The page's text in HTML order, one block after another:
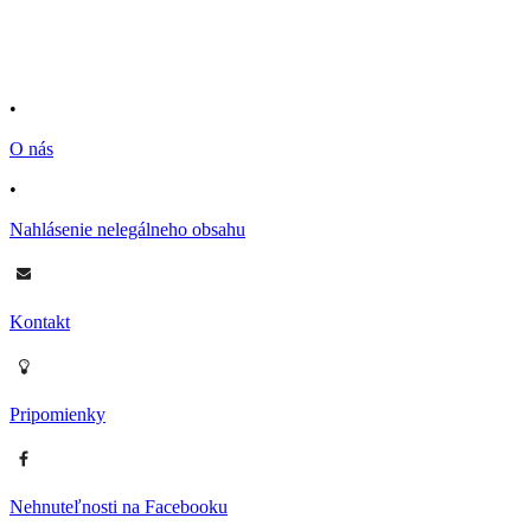
•
O nás
•
Nahlásenie nelegálneho obsahu
Kontakt
Pripomienky
Nehnuteľnosti na Facebooku